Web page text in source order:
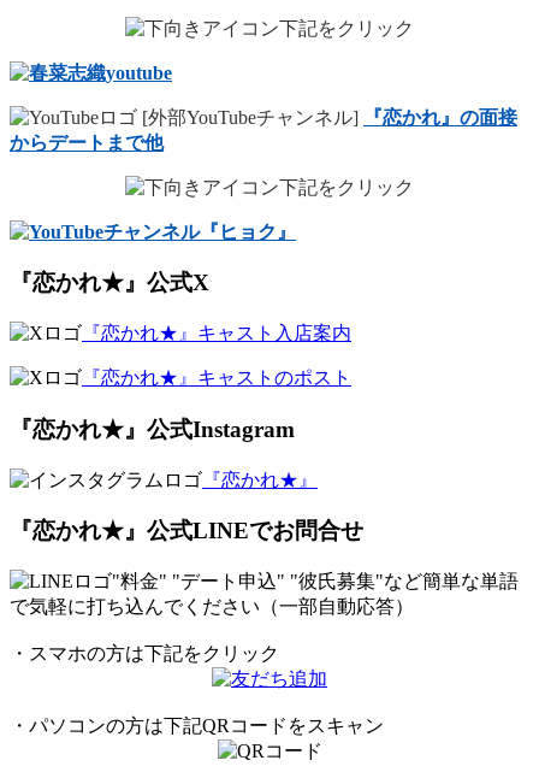
下記をクリック
[外部YouTubeチャンネル]
『恋かれ』の面接
からデートまで他
下記をクリック
『恋かれ★』公式X
『恋かれ★』キャスト入店案内
『恋かれ★』キャストのポスト
『恋かれ★』公式Instagram
『恋かれ★』
『恋かれ★』公式LINEでお問合せ
"料金" "デート申込" "彼氏募集"など簡単な単語
で気軽に打ち込んでください（一部自動応答）
・スマホの方は下記をクリック
・パソコンの方は下記QRコードをスキャン